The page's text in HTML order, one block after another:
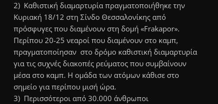
2) Καθιστική διαμαρτυρία πραγματοποιήθηκε την
Κυριακή 18/12 στη Σίνδο Θεσσαλονίκης από
πρόσφυγες που διαμένουν στη δομή «Frakapor».
Περίπου 20-25 νεαροί που διαμένουν στο καμπ,
πραγματοποίησαν στο δρόμο καθιστική διαμαρτυρία
για τις συχνές διακοπές ρεύματος που συμβαίνουν
μέσα στο καμπ. Η ομάδα των ατόμων κάθισε στο
σημείο για περίπου μισή ώρα.
3) Περισσότεροι από 30.000 άνθρωποι